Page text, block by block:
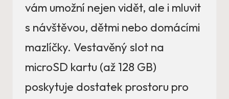
vám umožní nejen vidět, ale i mluvit
s návštěvou, dětmi nebo domácími
mazlíčky. Vestavěný slot na
microSD kartu (až 128 GB)
poskytuje dostatek prostoru pro